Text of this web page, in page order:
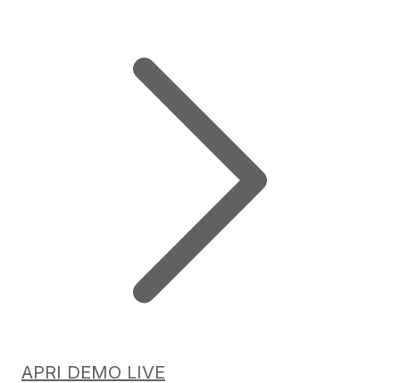
APRI DEMO LIVE